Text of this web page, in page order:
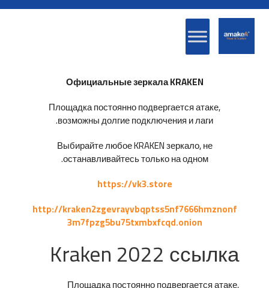
Официальные зеркала KRAKEN
Площадка постоянно подвергается атаке,
возможны долгие подключения и лаги.
Выбирайте любое KRAKEN зеркало, не
останавливайтесь только на одном.
https://vk3.store
http://kraken2zgevrayvbqptss5nf7666hmznonf
3m7fpzg5bu75txmbxfcqd.onion
Kraken 2022 ссылка